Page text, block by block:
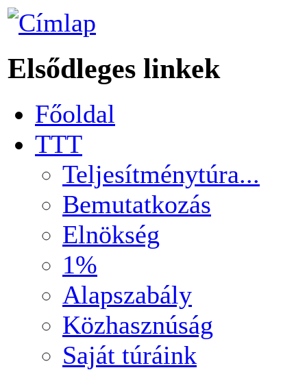
Elsődleges linkek
Főoldal
TTT
Teljesítménytúra...
Bemutatkozás
Elnökség
1%
Alapszabály
Közhasznúság
Saját túráink